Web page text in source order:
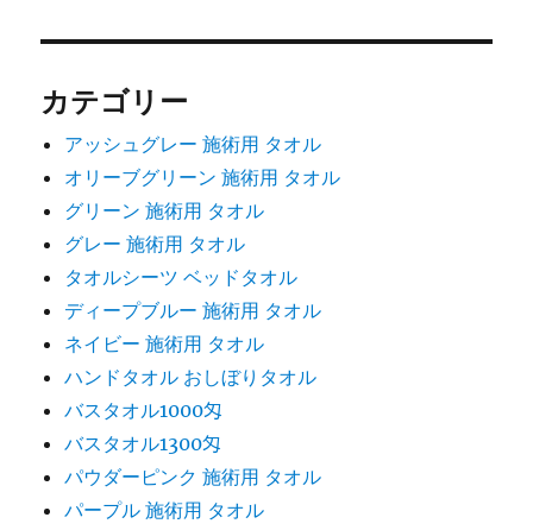
カテゴリー
アッシュグレー 施術用 タオル
オリーブグリーン 施術用 タオル
グリーン 施術用 タオル
グレー 施術用 タオル
タオルシーツ ベッドタオル
ディープブルー 施術用 タオル
ネイビー 施術用 タオル
ハンドタオル おしぼりタオル
バスタオル1000匁
バスタオル1300匁
パウダーピンク 施術用 タオル
パープル 施術用 タオル